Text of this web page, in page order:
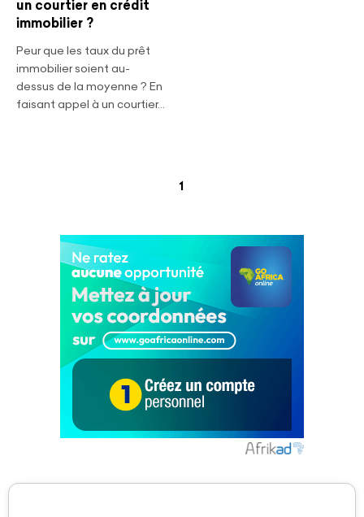
un courtier en crédit
immobilier ?
Peur que les taux du prêt
immobilier soient au-
dessus de la moyenne ? En
faisant appel à un courtier...
1